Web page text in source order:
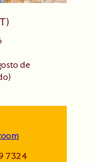
de
7324